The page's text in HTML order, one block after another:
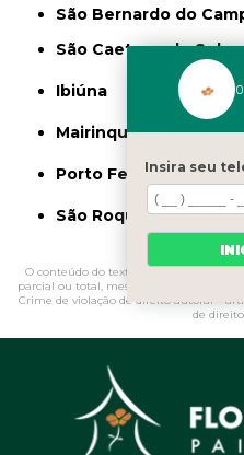
São Bernardo do
São Caetano do Sul
Ibiúna
Mairinque
Porto Feliz
São Roque
O conteúdo do texto "
parcial ou total, mesmo citando nossos
Crime de violação de direito autoral –
de
Insira seu